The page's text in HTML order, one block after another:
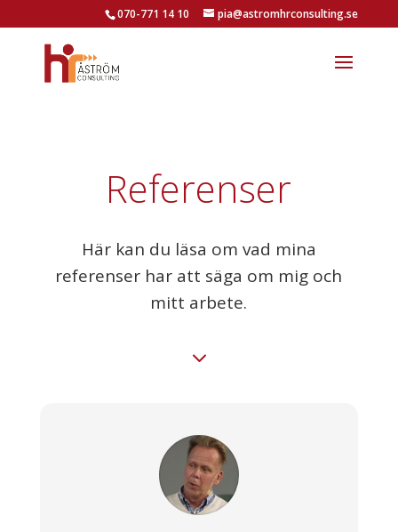
070-771 14 10 pia@astromhrconsulting.se
Referenser
Här kan du läsa om vad mina
referenser har att säga om mig och
mitt arbete.
3